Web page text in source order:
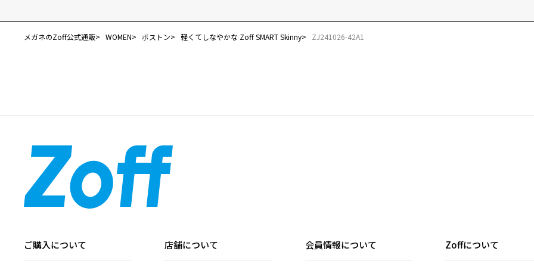
メガネのZoff公式通販 WOMEN ボストン 軽くてしなやかな Zoff SMART Skinny ZJ241026-42A1
ご購入について 店舗について 会員情報について Zoffについて